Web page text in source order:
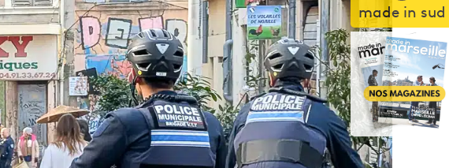
made in sud